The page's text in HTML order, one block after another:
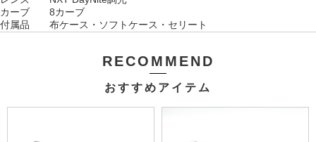
カーブ 8カーブ
付属品 布ケース・ソフトケース・セリート
RECOMMEND
おすすめアイテム